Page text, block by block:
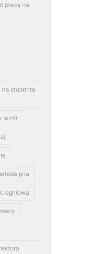
pracą na
na studenta
wzór
pha
ogniowa